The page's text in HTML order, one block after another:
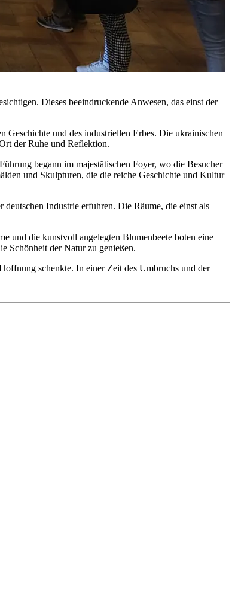
Dieses beeindruckende Anwesen, das einst der
Geschichte und des industriellen Erbes. Die ukrainischen
der Ruhe und Reflektion.
begann im majestätischen Foyer, wo die Besucher
und Skulpturen, die die reiche Geschichte und Kultur
Industrie erfuhren. Die Räume, die einst als
und die kunstvoll angelegten Blumenbeete boten eine
Schönheit der Natur zu genießen.
schenkte. In einer Zeit des Umbruchs und der